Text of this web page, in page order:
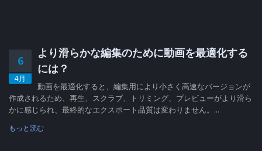
6
4月
より滑らかな編集のために動画を最適化する
には？
動画を最適化すると、編集用により小さく高速なバージョンが
作成されるため、再生、スクラブ、トリミング、プレビューがより滑ら
かに感じられ、最終的なエクスポート品質は変わりません。...
もっと読む